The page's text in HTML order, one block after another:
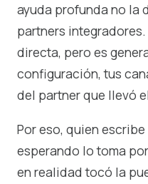
ayuda profunda no la
partners
directa, pero es
configuración, tus
del partner que llevó
Por eso, quien
esperando lo toma
en realidad tocó la